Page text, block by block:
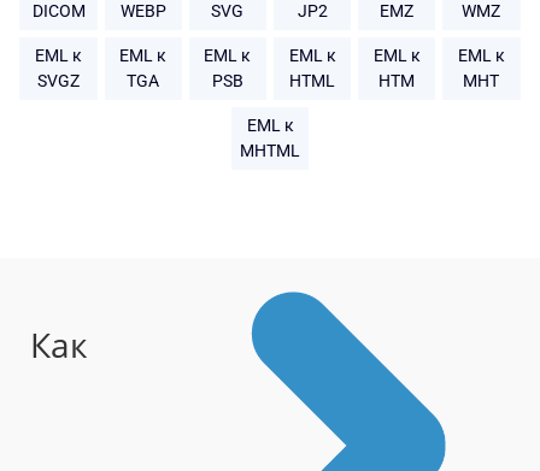
DICOM
WEBP
SVG
JP2
EMZ
WMZ
EML к
SVGZ
EML к
TGA
EML к
PSB
EML к
HTML
EML к
HTM
EML к
MHT
EML к
MHTML
Как